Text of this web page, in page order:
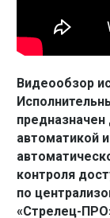
Видеообзор
автоматикой
контроля
по
«Стрелец-